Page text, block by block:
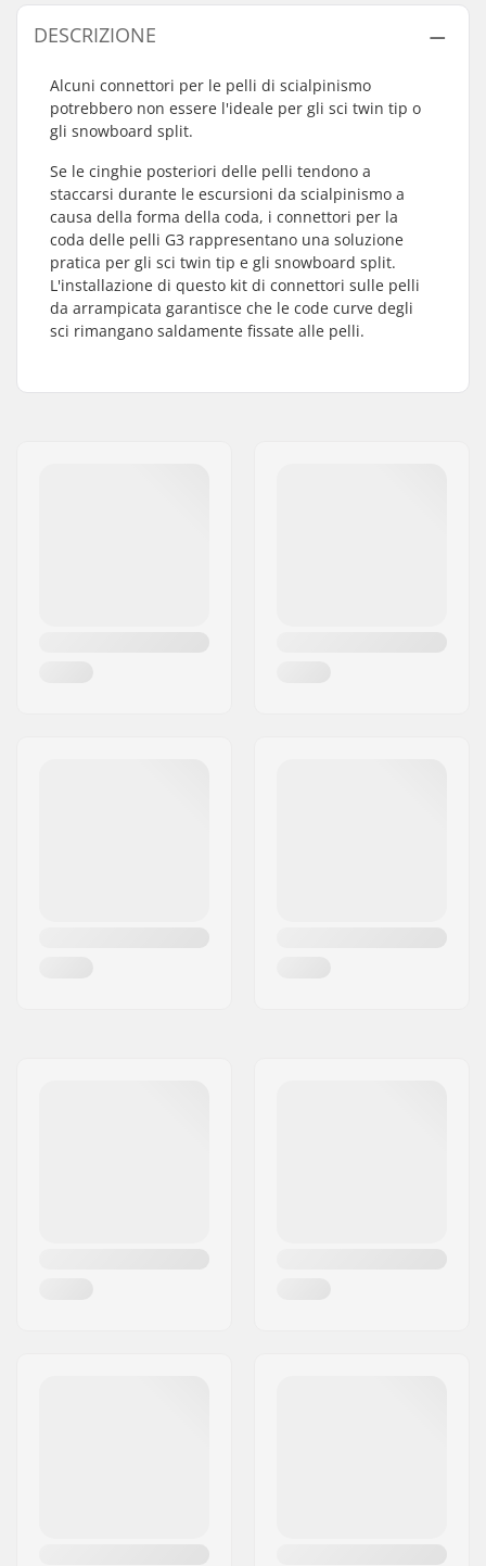
DESCRIZIONE
Alcuni connettori per le pelli di scialpinismo
potrebbero non essere l'ideale per gli sci twin tip o
gli snowboard split.
Se le cinghie posteriori delle pelli tendono a
staccarsi durante le escursioni da scialpinismo a
causa della forma della coda, i connettori per la
coda delle pelli G3 rappresentano una soluzione
pratica per gli sci twin tip e gli snowboard split.
L'installazione di questo kit di connettori sulle pelli
da arrampicata garantisce che le code curve degli
sci rimangano saldamente fissate alle pelli.